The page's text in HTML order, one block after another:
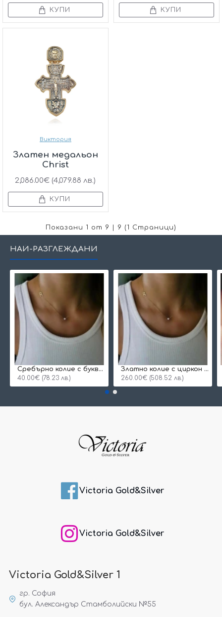
КУПИ КУПИ
Виктория
Златен медальон
Christ
2,086.00€ (4,079.88 лв.)
КУПИ
Показани 1 от 9 | 9 (1 Страници)
НАЙ-РАЗГЛЕЖДАНИ
Сребърнo колие с буква и едно камъче
40.00€ (78.23 лв.)
Златно колие с циркон и буква по избор
260.00€ (508.52 лв.)
Victoria Gold&Silver
Victoria Gold&Silver
Victoria Gold&Silver 1
гр. София
бул. Александър Стамболийски №55